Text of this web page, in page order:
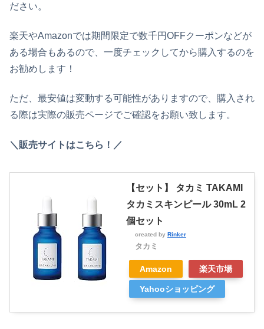
ださい。
楽天やAmazonでは期間限定で数千円OFFクーポンなどが
ある場合もあるので、一度チェックしてから購入するのを
お勧めします！
ただ、最安値は変動する可能性がありますので、購入され
る際は実際の販売ページでご確認をお願い致します。
＼販売サイトはこちら！／
【セット】 タカミ TAKAMI
タカミスキンピール 30mL 2
個セット
created by Rinker
タカミ
Amazon 楽天市場
Yahooショッピング